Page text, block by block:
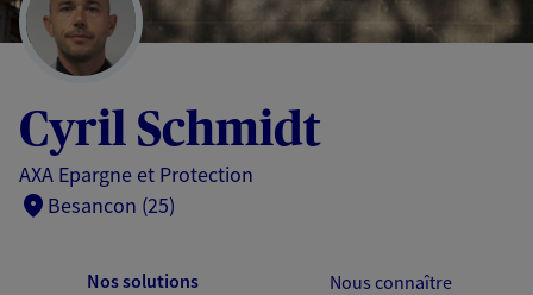
page
Cyril Schmidt
AXA Epargne et Protection
Besancon (25)
Nos solutions Nous connaître